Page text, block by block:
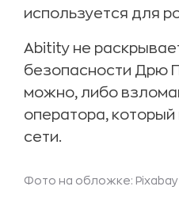
используется для
Abitity не
безопасности Дрю
можно, либо
оператора,
сети.
Фото на обложке: Pixabay